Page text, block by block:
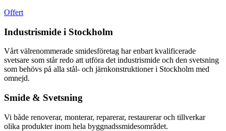
Offert
Industrismide i Stockholm
Vårt välrenommerade smidesföretag har enbart kvalificerade
svetsare som står redo att utföra det industrismide och den svetsning
som behövs på alla stål- och järnkonstruktioner i Stockholm med
omnejd.
Smide & Svetsning
Vi både renoverar, monterar, reparerar, restaurerar och tillverkar
olika produkter inom hela byggnadssmidesområdet.